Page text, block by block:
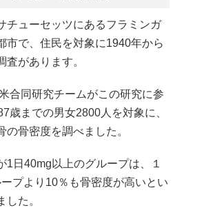
チューセッツにあるフラミンガ
市で、住民を対象に1940年から
査があります。
合同研究チームがこの研究に参
歳までの男女2800人を対象に、
の骨密度を調べました。
1日40mg以上のグループは、１
プより10％も骨密度が高いとい
した。